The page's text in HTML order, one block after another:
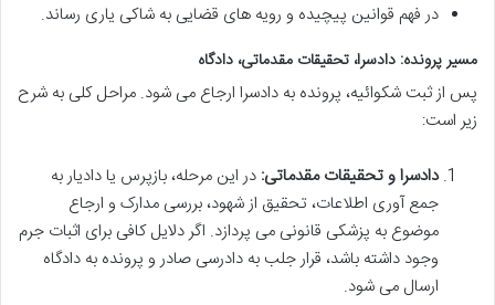
در فهم قوانین پیچیده و رویه های قضایی به شاکی یاری رساند.
مسیر پرونده: دادسرا، تحقیقات مقدماتی، دادگاه
پس از ثبت شکوائیه، پرونده به دادسرا ارجاع می شود. مراحل کلی به شرح
زیر است:
دادسرا و تحقیقات مقدماتی: در این مرحله، بازپرس یا دادیار به
جمع آوری اطلاعات، تحقیق از شهود، بررسی مدارک و ارجاع
موضوع به پزشکی قانونی می پردازد. اگر دلایل کافی برای اثبات جرم
وجود داشته باشد، قرار جلب به دادرسی صادر و پرونده به دادگاه
ارسال می شود.